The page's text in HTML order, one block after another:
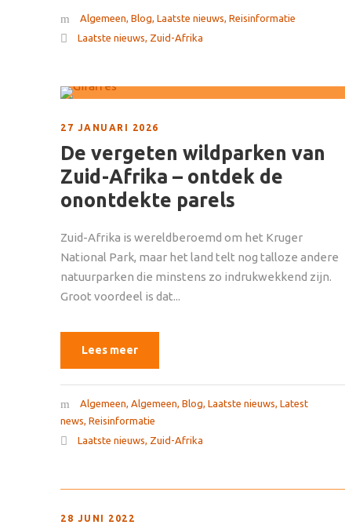
Algemeen, Blog, Laatste nieuws, Reisinformatie
Laatste nieuws, Zuid-Afrika
27 JANUARI 2026
De vergeten wildparken van
Zuid-Afrika – ontdek de
onontdekte parels
Zuid-Afrika is wereldberoemd om het Kruger
National Park, maar het land telt nog talloze andere
natuurparken die minstens zo indrukwekkend zijn.
Groot voordeel is dat...
Lees meer
Algemeen, Algemeen, Blog, Laatste nieuws, Latest
news, Reisinformatie
Laatste nieuws, Zuid-Afrika
28 JUNI 2022